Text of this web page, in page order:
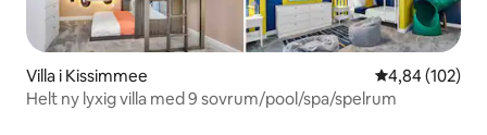
Villa i Kissimmee 4,84 av 5 i
4,84 (102)
Helt ny lyxig villa med 9 sovrum/pool/spa/spelrum